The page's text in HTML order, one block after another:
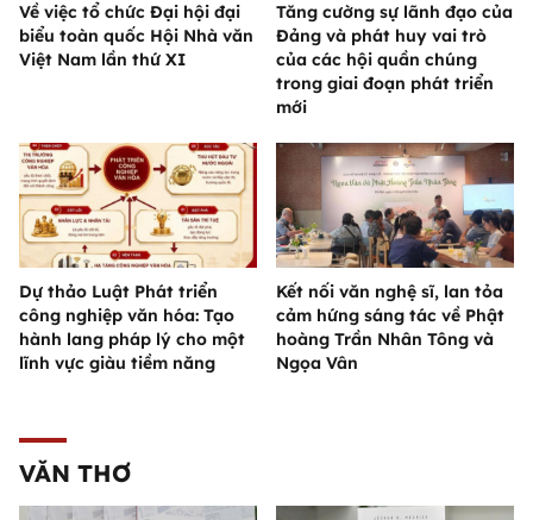
Về việc tổ chức Đại hội đại
biểu toàn quốc Hội Nhà văn
Việt Nam lần thứ XI
Tăng cường sự lãnh đạo của
Đảng và phát huy vai trò
của các hội quần chúng
trong giai đoạn phát triển
mới
Dự thảo Luật Phát triển
công nghiệp văn hóa: Tạo
hành lang pháp lý cho một
lĩnh vực giàu tiềm năng
Kết nối văn nghệ sĩ, lan tỏa
cảm hứng sáng tác về Phật
hoàng Trần Nhân Tông và
Ngọa Vân
VĂN THƠ